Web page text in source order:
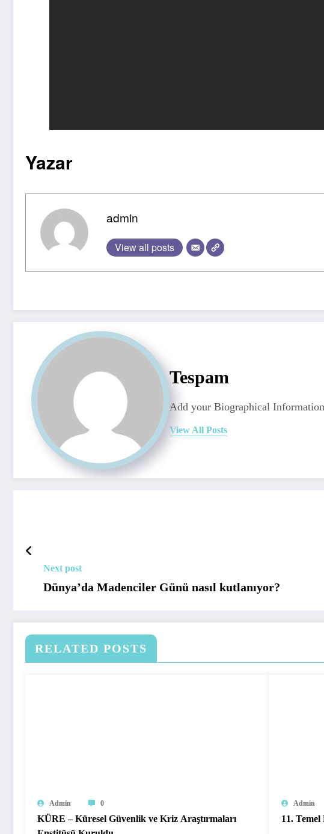
Yazar
admin
View all posts
Tespam
Add your Biographical
View All Posts
Next post
Dünya’da Madenciler Günü nasıl kutlanıyor?
RELATED POSTS
Admin 0
KÜRE – Küresel Güvenlik ve Kriz Araştırmaları
Admin
11.